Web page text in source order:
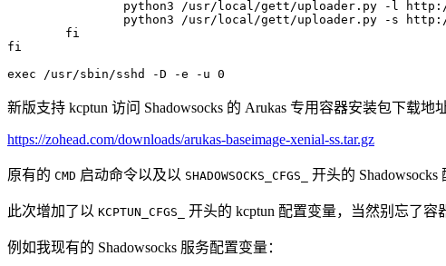
fi
新版支持 kcptun 访问 Shadowsocks 的 Arukas 专用容器安装包下载
https://zohead.com/downloads/arukas-baseimage-xenial-ss.tar.gz
原有的 CMD 启动命令以及以 SHADOWSOCKS_CFGS_ 开头的 Shadowsocks
此次增加了以 KCPTUN_CFGS_ 开头的 kcptun 配置变量，当然别忘了容
例如我现有的 Shadowsocks 服务配置变量：